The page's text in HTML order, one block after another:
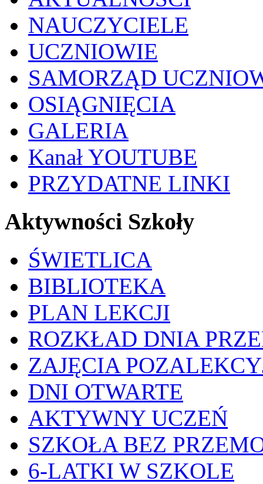
NAUCZYCIELE
UCZNIOWIE
SAMORZĄD
OSIĄGNIĘCIA
GALERIA
Kanał YOUTUBE
PRZYDATNE LINKI
Aktywności Szkoły
ŚWIETLICA
BIBLIOTEKA
PLAN LEKCJI
ROZKŁAD DNIA
ZAJĘCIA
DNI OTWARTE
AKTYWNY UCZEŃ
SZKOŁA BEZ
6-LATKI W SZKOLE